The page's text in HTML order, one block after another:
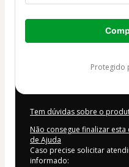
Total
protegido
Tem dúvidas sobre o
Não consegue finalizar esta
de Ajuda
Caso precise solicitar
informado: